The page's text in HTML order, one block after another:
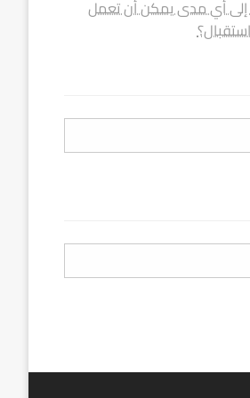
إلى أي مدى يمكن أن تعمل